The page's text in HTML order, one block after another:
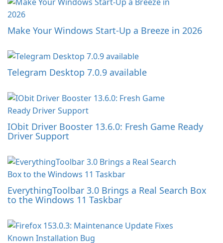
Make Your Windows Start-Up a Breeze in 2026
Telegram Desktop 7.0.9 available
IObit Driver Booster 13.6.0: Fresh Game Ready
Driver Support
EverythingToolbar 3.0 Brings a Real Search Box
to the Windows 11 Taskbar